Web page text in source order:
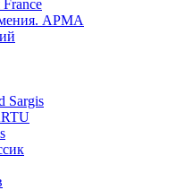
АРМА
Sargis